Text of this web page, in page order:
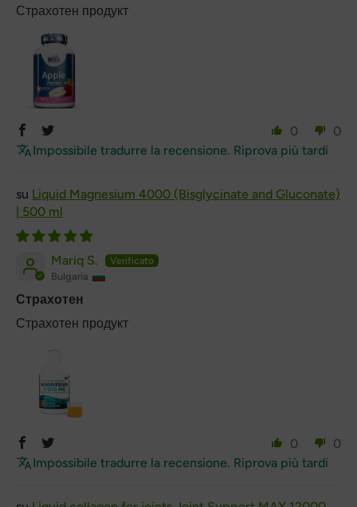
Страхотен продукт
0
0
Impossibile tradurre la recensione. Riprova più tardi
Liquid Magnesium 4000 (Bisglycinate and Gluconate)
| 500 ml
Mariq S.
Bulgaria
Страхотен
Страхотен продукт
0
0
Impossibile tradurre la recensione. Riprova più tardi